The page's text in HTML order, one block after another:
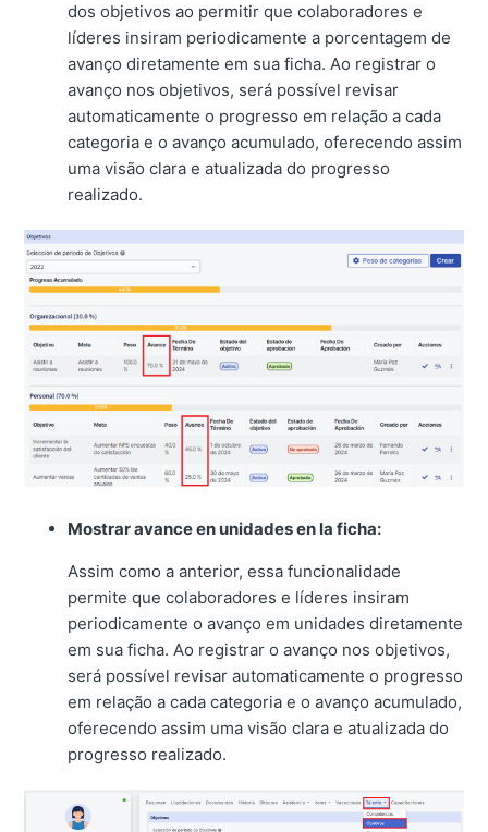
dos objetivos ao permitir que colaboradores e
líderes insiram periodicamente a porcentagem de
avanço diretamente em sua ficha. Ao registrar o
avanço nos objetivos, será possível revisar
automaticamente o progresso em relação a cada
categoria e o avanço acumulado, oferecendo assim
uma visão clara e atualizada do progresso
realizado.
Mostrar avance en unidades en la ficha:
Assim como a anterior, essa funcionalidade
permite que colaboradores e líderes insiram
periodicamente o avanço em unidades diretamente
em sua ficha. Ao registrar o avanço nos objetivos,
será possível revisar automaticamente o progresso
em relação a cada categoria e o avanço acumulado,
oferecendo assim uma visão clara e atualizada do
progresso realizado.